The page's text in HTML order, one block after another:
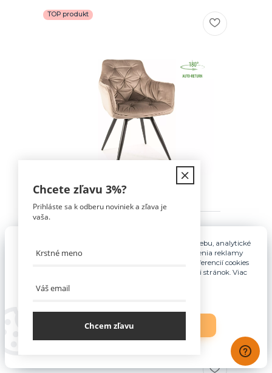
TOP produkt
65,00 €
bez DPH
Pre základnú funkčnosť, spríjemnenie používania webu, analytické
účely a v prípade udelenia súhlasu aj na účely cielenia reklamy
využívame súbory cookies. Nastavenie vlastných preferencií cookies
môžete kedykoľvek upraviť odkazom v spodnej časti stránok. Viac
Nastavenia
Chcete zľavu 3%?
Prihláste sa k odberu noviniek a zľava je
vaša.
Chcem zľavu